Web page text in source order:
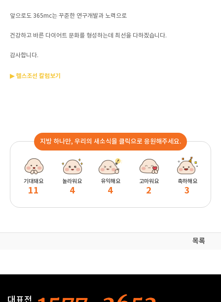
앞으로도 365mc는 꾸준한 연구개발과 노력으로
건강하고 바른 다이어트 문화를 형성하는데 최선을 다하겠습니다.
감사합니다.
▶ 헬스조선 칼럼보기
지방 하나만, 우리의 새소식을 클릭으로 응원해주세요.
기대돼요
11
놀라워요
4
유익해요
4
고마워요
2
축하해요
3
목록